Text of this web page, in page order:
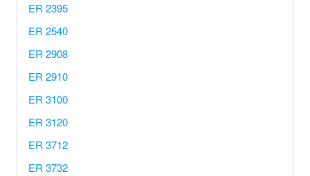
Sonderrollen
ER 2395
ER 2540
ER 2908
ER 2910
ER 3100
ER 3120
ER 3712
ER 3732